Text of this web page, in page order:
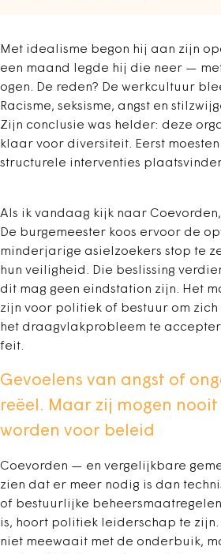
Met idealisme begon hij aan zijn
een maand legde hij die neer —
ogen. De reden? De werkcultuur
Racisme, seksisme, angst en
Zijn conclusie was helder: deze
klaar voor diversiteit. Eerst
structurele interventies
Als ik vandaag kijk naar
De burgemeester koos ervoor de
minderjarige asielzoekers stop te
hun veiligheid. Die beslissing
dit mag geen eindstation zijn. Het
zijn voor politiek of bestuur om zich
het draagvlakprobleem te
feit.
Gevoelens van angst of
reëel. Maar zij mogen
worden voor beleid
Coevorden — en vergelijkbare
zien dat er meer nodig is dan
of bestuurlijke
is, hoort politiek leiderschap te
niet meewaait met de onderbuik,